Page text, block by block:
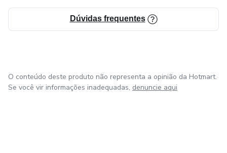
Dúvidas frequentes
O conteúdo deste produto não representa a opinião da Hotmart.
Se você vir informações inadequadas, denuncie aqui